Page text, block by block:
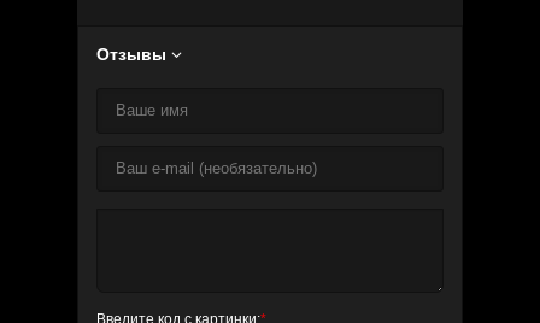
Отзывы 
Введите код с картинки:*